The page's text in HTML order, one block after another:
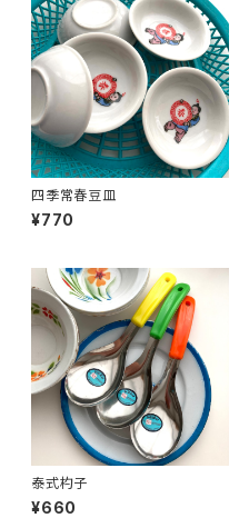
四季常春豆皿
¥770
泰式杓子
¥660